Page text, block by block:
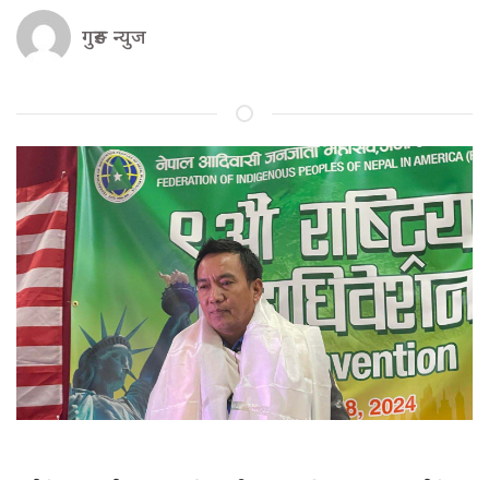
गुरुङ न्युज